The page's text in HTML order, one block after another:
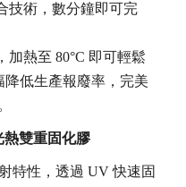
技術，數分鐘即可完
加熱至 80°C 即可輕鬆
低生產報廢率，完美
熱雙重固化膠
特性，透過 UV 快速固